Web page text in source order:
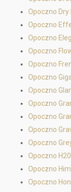
Opoczno Dry
Opoczno
Opoczno
Opoczno
Opoczno
Opoczno
Opoczno
Opoczno
Opoczno
Opoczno
Opoczno
Opoczno
Opoczno
Opoczno